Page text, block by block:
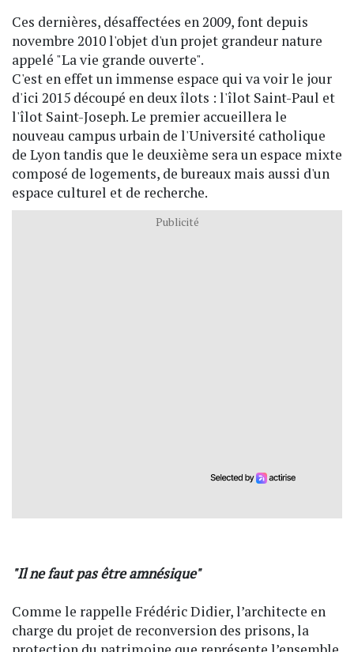
Ces dernières, désaffectées en 2009, font depuis
novembre 2010 l'objet d'un projet grandeur nature
appelé "La vie grande ouverte".
C'est en effet un immense espace qui va voir le jour
d'ici 2015 découpé en deux îlots : l'îlot Saint-Paul et
l'îlot Saint-Joseph. Le premier accueillera le
nouveau campus urbain de l'Université catholique
de Lyon tandis que le deuxième sera un espace mixte
composé de logements, de bureaux mais aussi d'un
espace culturel et de recherche.
Publicité
"Il ne faut pas être amnésique"
Comme le rappelle Frédéric Didier, l’architecte en
charge du projet de reconversion des prisons, la